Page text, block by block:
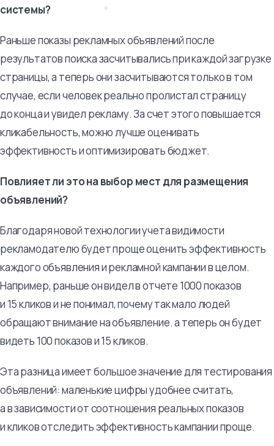
системы?
Раньше показы рекламных объявлений после
результатов поиска засчитывались при каждой загрузке
страницы, а теперь они засчитываются только в том
случае, если человек реально пролистал страницу
до конца и увидел рекламу. За счет этого повышается
кликабельность, можно лучше оценивать
эффективность и оптимизировать бюджет.
Повлияет ли это на выбор мест для размещения
объявлений?
Благодаря новой технологии учета видимости
рекламодателю будет проще оценить эффективность
каждого объявления и рекламной кампании в целом.
Например, раньше он видел в отчете 1000 показов
и 15 кликов и не понимал, почему так мало людей
обращают внимание на объявление. а теперь он будет
видеть 100 показов и 15 кликов.
Эта разница имеет большое значение для тестирования
объявлений: маленькие цифры удобнее считать,
а в зависимости от соотношения реальных показов
и кликов отследить эффективность кампании проще.